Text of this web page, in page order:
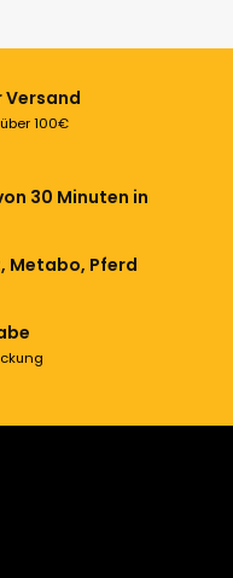
Versand
100€
30 Minuten in
Metabo, Pferd